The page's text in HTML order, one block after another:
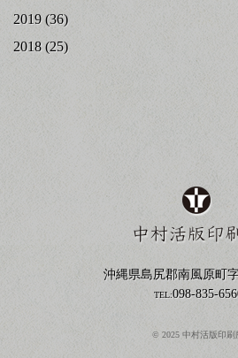
2019 (36)
2018 (25)
沖縄県島尻郡南風原町
TEL:098-835-
© 2025 中村活版印刷